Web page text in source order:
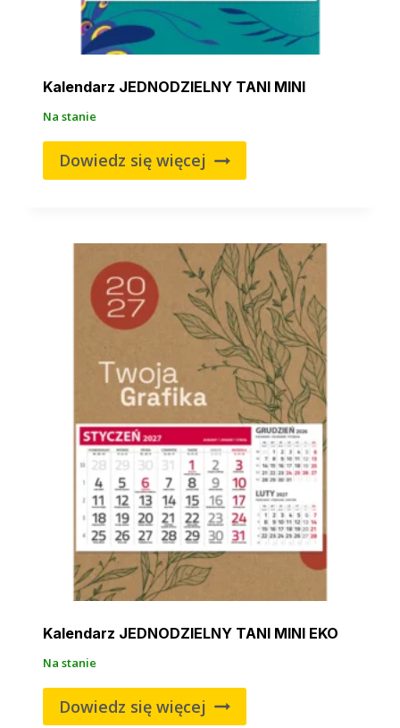
Kalendarz JEDNODZIELNY TANI MINI
Na stanie
Dowiedz się więcej
Kalendarz JEDNODZIELNY TANI MINI EKO
Na stanie
Dowiedz się więcej